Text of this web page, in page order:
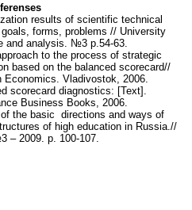
results of scientific technical
forms, problems // University
and analysis. №3 p.54-63.
to the process of strategic
based on the balanced scorecard//
Economics. Vladivostok, 2006.
scorecard diagnostics: [Text].
Business Books, 2006.
the basic directions and ways of
of high education in Russia.//
– 2009. p. 100-107.